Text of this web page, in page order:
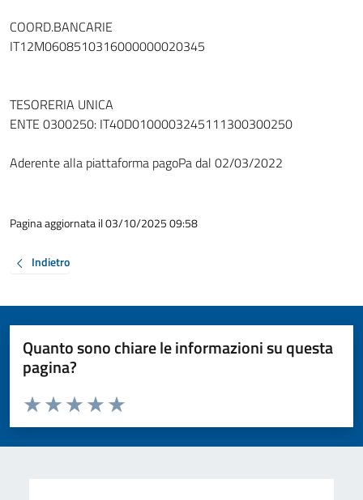
COORD.BANCARIE
IT12M0608510316000000020345
TESORERIA UNICA
ENTE 0300250: IT40D0100003245111300300250
Aderente alla piattaforma pagoPa dal 02/03/2022
Pagina aggiornata il 03/10/2025 09:58
Indietro
Quanto sono chiare le informazioni su questa
pagina?
Valuta da 1 a 5 stelle la pagina
Valuta 5 stelle su 5
Valuta 4 stelle su 5
Valuta 3 stelle su 5
Valuta 2 stelle su 5
Valuta 1 stelle su 5